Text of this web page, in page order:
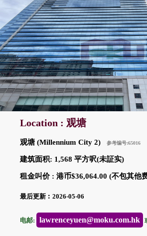
Location : 观塘
观塘 (Millennium City 2) 参考编号:65016
建筑面积: 1,568 平方呎(未証实)
租金叫价 : 港币$36,064.00 (不包其他
最后更新︰2026-05-06
电邮: lawrenceyuen@moku.com.hk